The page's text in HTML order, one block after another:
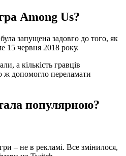
Among Us?
запущена задовго до того, як
15 червня 2018 року.
а кількість гравців
допомогло переламати
популярною?
– не в рекламі. Все змінилося,